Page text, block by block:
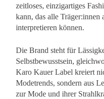
zeitloses, einzigartiges
kann, das alle Träger:innen
interpretieren können.
Die Brand steht für
Selbstbewusstsein,
Karo Kauer Label kreiert
Modetrends, sondern aus
zur Mode und ihrer